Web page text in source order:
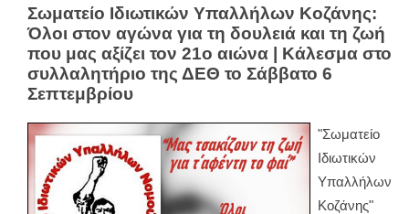
Σωματείο Ιδιωτικών Υπαλλήλων Κοζάνης:
Όλοι στον αγώνα για τη δουλειά και τη ζωή
που μας αξίζει τον 21ο αιώνα | Κάλεσμα στο
συλλαλητήριο της ΔΕΘ το Σάββατο 6
Σεπτεμβρίου
"Σωματείο
Ιδιωτικών
Υπαλλήλων
Κοζάνης"